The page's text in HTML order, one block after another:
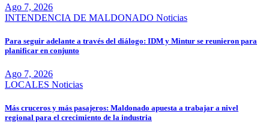
Ago 7, 2026
INTENDENCIA DE MALDONADO Noticias
Para seguir adelante a través del diálogo: IDM y Mintur se reunieron para
planificar en conjunto
Ago 7, 2026
LOCALES Noticias
Más cruceros y más pasajeros: Maldonado apuesta a trabajar a nivel
regional para el crecimiento de la industria